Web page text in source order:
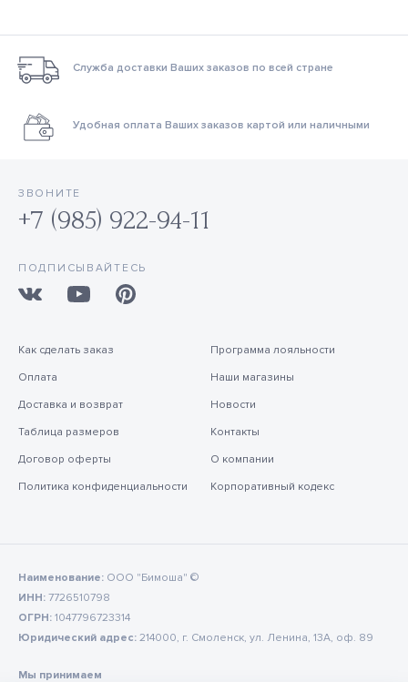
Служба доставки Ваших заказов по всей стране
Удобная оплата Ваших заказов картой или наличными
ЗВОНИТЕ
+7 (985) 922-94-11
ПОДПИСЫВАЙТЕСЬ
Как сделать заказ
Оплата
Доставка и возврат
Таблица размеров
Договор оферты
Политика конфиденциальности
Программа лояльности
Наши магазины
Новости
Контакты
О компании
Корпоративный кодекс
Наименование: ООО "Бимоша" ©
ИНН: 7726510798
ОГРН: 1047796723314
Юридический адрес: 214000, г. Смоленск, ул. Ленина, 13А, оф. 89
Мы принимаем